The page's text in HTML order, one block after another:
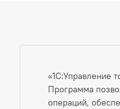
«1С:Управление
Программа
операций,